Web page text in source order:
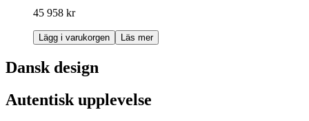
45 958 kr
Lägg i varukorgen Läs mer
Dansk design
Autentisk upplevelse